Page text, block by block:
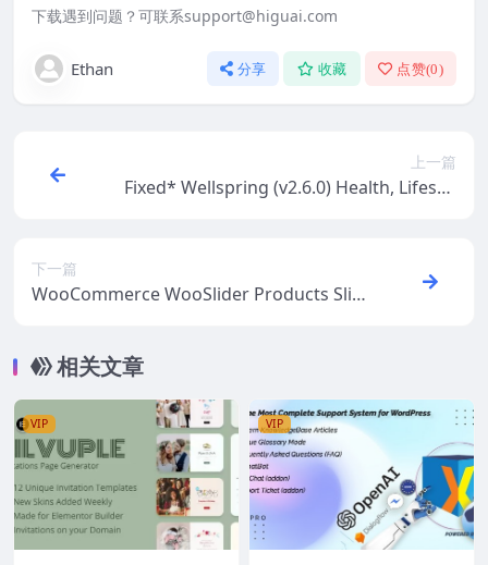
下载遇到问题？可联系support@higuai.com
Ethan 分享 收藏 点赞(0)
上一篇
Fixed* Wellspring (v2.6.0) Health, Lifestyl
下一篇
WooCommerce WooSlider Products Slid
相关文章
VIP VIP